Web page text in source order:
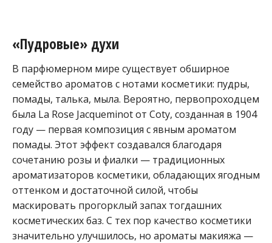
«Пудровые» духи
В парфюмерном мире существует обширное
семейство ароматов с нотами косметики: пудры,
помады, талька, мыла. Вероятно, первопроходцем
была La Rose Jacqueminot от Coty, созданная в 1904
году — первая композиция с явным ароматом
помады. Этот эффект создавался благодаря
сочетанию розы и фиалки — традиционных
ароматизаторов косметики, обладающих ягодным
оттенком и достаточной силой, чтобы
маскировать прогорклый запах тогдашних
косметических баз. С тех пор качество косметики
значительно улучшилось, но ароматы макияжа —